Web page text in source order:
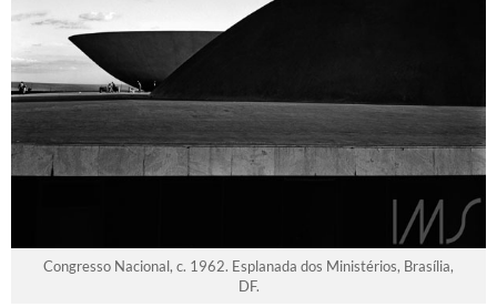
Congresso Nacional, c. 1962. Esplanada dos Ministérios, Brasília,
DF.